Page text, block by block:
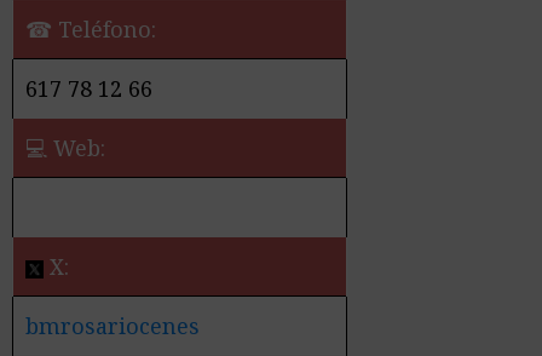
☎ Teléfono:
617 78 12 66
💻 Web:
X:
bmrosariocenes